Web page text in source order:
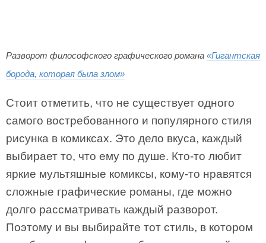
Разворот философского графического романа «Гигантская
борода, которая была злом»
Стоит отметить, что не существует одного
самого востребованного и популярного стиля
рисунка в комиксах. Это дело вкуса, каждый
выбирает то, что ему по душе. Кто-то любит
яркие мультяшные комиксы, кому-то нравятся
сложные графические романы, где можно
долго рассматривать каждый разворот.
Поэтому и вы выбирайте тот стиль, в котором